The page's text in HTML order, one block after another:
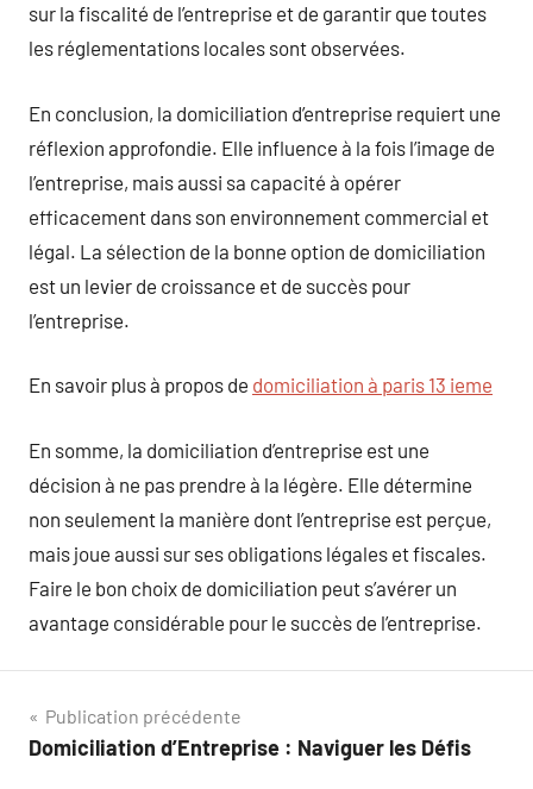
sur la fiscalité de l’entreprise et de garantir que toutes
les réglementations locales sont observées.
En conclusion, la domiciliation d’entreprise requiert une
réflexion approfondie. Elle influence à la fois l’image de
l’entreprise, mais aussi sa capacité à opérer
efficacement dans son environnement commercial et
légal. La sélection de la bonne option de domiciliation
est un levier de croissance et de succès pour
l’entreprise.
En savoir plus à propos de domiciliation à paris 13 ieme
En somme, la domiciliation d’entreprise est une
décision à ne pas prendre à la légère. Elle détermine
non seulement la manière dont l’entreprise est perçue,
mais joue aussi sur ses obligations légales et fiscales.
Faire le bon choix de domiciliation peut s’avérer un
avantage considérable pour le succès de l’entreprise.
Navigation
de
Publication précédente
Domiciliation d’Entreprise : Naviguer les Défis